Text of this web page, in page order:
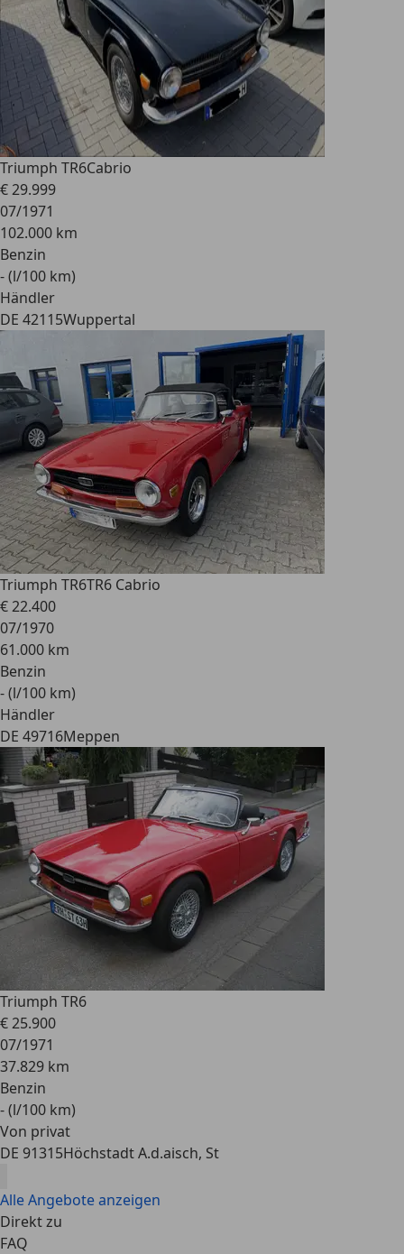
Triumph TR6Cabrio
€ 29.999
07/1971
102.000 km
Benzin
- (l/100 km)
Händler
DE 42115Wuppertal
Triumph TR6TR6 Cabrio
€ 22.400
07/1970
61.000 km
Benzin
- (l/100 km)
Händler
DE 49716Meppen
Triumph TR6
€ 25.900
07/1971
37.829 km
Benzin
- (l/100 km)
Von privat
DE 91315Höchstadt A.d.aisch, St
Alle Angebote anzeigen
Direkt zu
FAQ